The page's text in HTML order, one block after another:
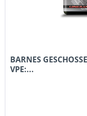
BARNES
VPE:...